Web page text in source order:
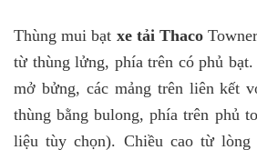
Thùng mui bạt xe tải Thaco
từ thùng lửng, phía trên có phủ
mở bửng, các mảng trên liên kết
thùng bằng bulong, phía trên phủ
liệu tùy chọn). Chiều cao từ